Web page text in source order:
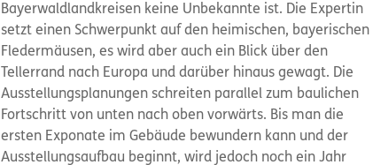
Bayerwaldlandkreisen keine Unbekannte ist. Die Expertin
setzt einen Schwerpunkt auf den heimischen, bayerischen
Fledermäusen, es wird aber auch ein Blick über den
Tellerrand nach Europa und darüber hinaus gewagt. Die
Ausstellungsplanungen schreiten parallel zum baulichen
Fortschritt von unten nach oben vorwärts. Bis man die
ersten Exponate im Gebäude bewundern kann und der
Ausstellungsaufbau beginnt, wird jedoch noch ein Jahr